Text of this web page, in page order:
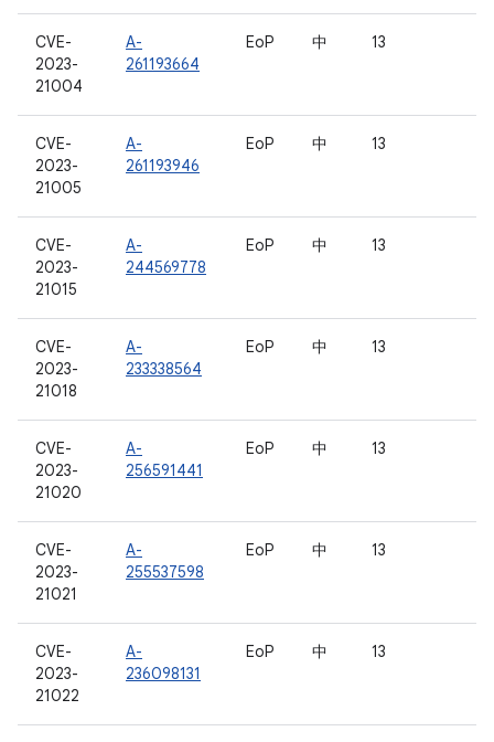
CVE-
2023-
21004
A-
261193664
EoP 中 13
CVE-
2023-
21005
A-
261193946
EoP 中 13
CVE-
2023-
21015
A-
244569778
EoP 中 13
CVE-
2023-
21018
A-
233338564
EoP 中 13
CVE-
2023-
21020
A-
256591441
EoP 中 13
CVE-
2023-
21021
A-
255537598
EoP 中 13
CVE-
2023-
21022
A-
236098131
EoP 中 13